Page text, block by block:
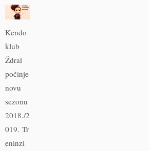
Kendo
klub
Ždral
počinje
novu
sezonu
2018./2
019. Tr
eninzi